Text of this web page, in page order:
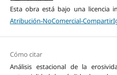
Esta obra está bajo una licencia
Atribución-NoComercial-
Cómo citar
Análisis estacional de la